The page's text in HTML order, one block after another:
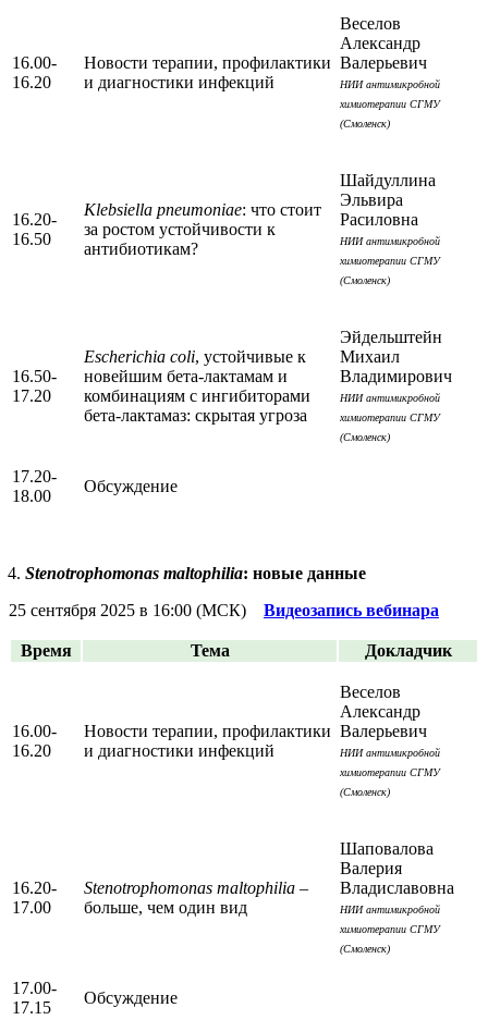
16.00-
16.20
Новости терапии, профилактики
и диагностики инфекций
Веселов
Александр
Валерьевич
НИИ антимикробной
химиотерапии СГМУ
(Смоленск)
16.20-
16.50
Klebsiella pneumoniae: что стоит
за ростом устойчивости к
антибиотикам?
Шайдуллина
Эльвира
Расиловна
НИИ антимикробной
химиотерапии СГМУ
(Смоленск)
16.50-
17.20
Escherichia coli, устойчивые к
новейшим бета-лактамам и
комбинациям с ингибиторами
бета-лактамаз: скрытая угроза
Эйдельштейн
Михаил
Владимирович
НИИ антимикробной
химиотерапии СГМУ
(Смоленск)
17.20-
18.00
Обсуждение
Stenotrophomonas maltophilia: новые данные
25 сентября 2025 в 16:00 (МСК) Видеозапись вебинара
Время Тема Докладчик
16.00-
16.20
Новости терапии, профилактики
и диагностики инфекций
Веселов
Александр
Валерьевич
НИИ антимикробной
химиотерапии СГМУ
(Смоленск)
16.20-
17.00
Stenotrophomonas maltophilia –
больше, чем один вид
Шаповалова
Валерия
Владиславовна
НИИ антимикробной
химиотерапии СГМУ
(Смоленск)
17.00-
17.15
Обсуждение